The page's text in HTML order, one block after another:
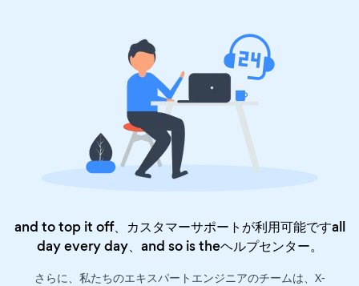
and to top it off、カスタマーサポートが利用可能ですall
day every day、and so is theヘルプセンター。
さらに、私たちのエキスパートエンジニアのチームは、X-